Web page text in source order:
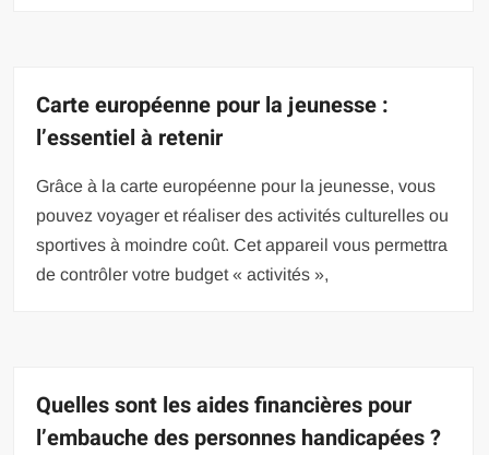
Carte européenne pour la jeunesse :
l’essentiel à retenir
Grâce à la carte européenne pour la jeunesse, vous
pouvez voyager et réaliser des activités culturelles ou
sportives à moindre coût. Cet appareil vous permettra
de contrôler votre budget « activités »,
Quelles sont les aides financières pour
l’embauche des personnes handicapées ?